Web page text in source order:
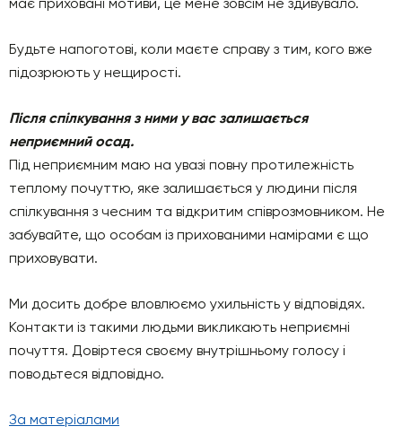
Будьте напоготові, коли маєте справу з тим, кого вже
підозрюють у нещирості.
Після спілкування з ними у вас залишається
неприємний осад.
Під неприємним маю на увазі повну протилежність
теплому почуттю, яке залишається у людини після
спілкування з чесним та відкритим співрозмовником. Не
забувайте, що особам із прихованими намірами є що
приховувати.
Ми досить добре вловлюємо ухильність у відповідях.
Контакти із такими людьми викликають неприємні
почуття. Довіртеся своєму внутрішньому голосу і
поводьтеся відповідно.
За матеріалами